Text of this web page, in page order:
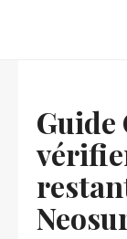
Guide